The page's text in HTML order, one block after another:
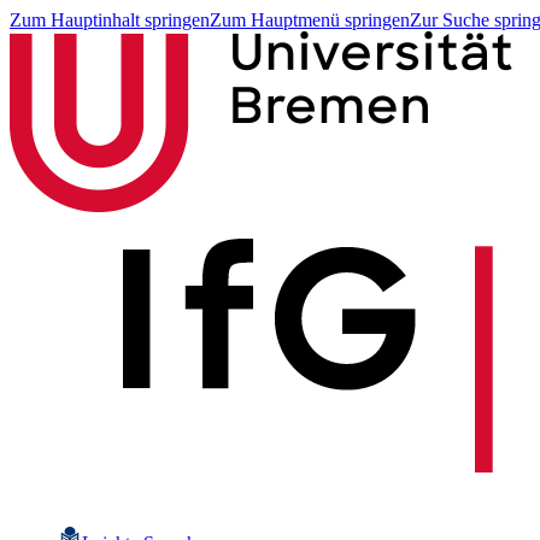
Zum Hauptinhalt springenZum Hauptmenü springenZur Suche